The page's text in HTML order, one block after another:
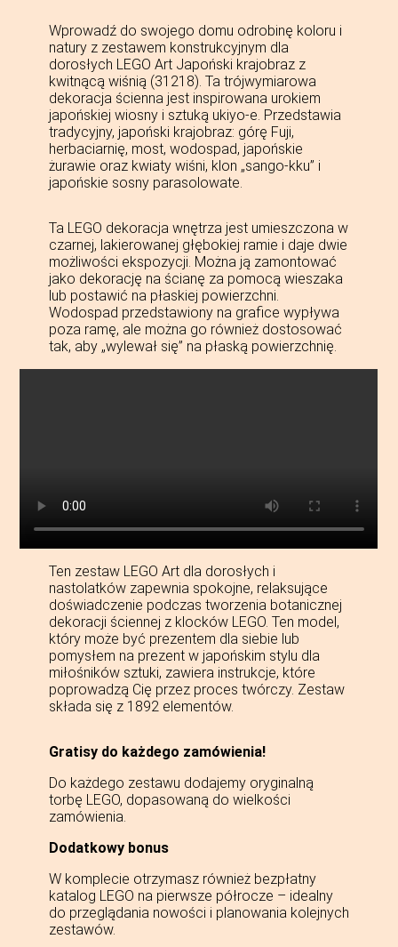
Wprowadź do swojego domu odrobinę koloru i
natury z zestawem konstrukcyjnym dla
dorosłych LEGO Art Japoński krajobraz z
kwitnącą wiśnią (31218). Ta trójwymiarowa
dekoracja ścienna jest inspirowana urokiem
japońskiej wiosny i sztuką ukiyo-e. Przedstawia
tradycyjny, japoński krajobraz: górę Fuji,
herbaciarnię, most, wodospad, japońskie
żurawie oraz kwiaty wiśni, klon „sango-kku” i
japońskie sosny parasolowate.
Ta LEGO dekoracja wnętrza jest umieszczona w
czarnej, lakierowanej głębokiej ramie i daje dwie
możliwości ekspozycji. Można ją zamontować
jako dekorację na ścianę za pomocą wieszaka
lub postawić na płaskiej powierzchni.
Wodospad przedstawiony na grafice wypływa
poza ramę, ale można go również dostosować
tak, aby „wylewał się” na płaską powierzchnię.
Ten zestaw LEGO Art dla dorosłych i
nastolatków zapewnia spokojne, relaksujące
doświadczenie podczas tworzenia botanicznej
dekoracji ściennej z klocków LEGO. Ten model,
który może być prezentem dla siebie lub
pomysłem na prezent w japońskim stylu dla
miłośników sztuki, zawiera instrukcje, które
poprowadzą Cię przez proces twórczy. Zestaw
składa się z 1892 elementów.
Gratisy do każdego zamówienia!
Do każdego zestawu dodajemy oryginalną
torbę LEGO, dopasowaną do wielkości
zamówienia.
Dodatkowy bonus
W komplecie otrzymasz również bezpłatny
katalog LEGO na pierwsze półrocze – idealny
do przeglądania nowości i planowania kolejnych
zestawów.